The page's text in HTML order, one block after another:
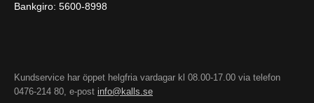
Bankgiro: 5600-8998
Kundservice har öppet helgfria vardagar kl 08.00-17.00 via telefon
0476-214 80, e-post info@kalls.se